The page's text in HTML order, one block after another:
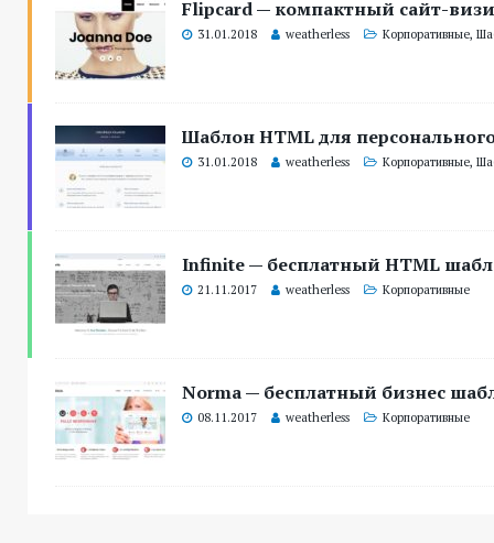
Flipcard — компактный сайт-
31.01.2018 weatherless Корпоративные,
Шаблон HTML для
31.01.2018 weatherless Корпоративные,
Infinite — бесплатный HTML
21.11.2017 weatherless Корпоративные
Norma — бесплатный бизнес
08.11.2017 weatherless Корпоративные